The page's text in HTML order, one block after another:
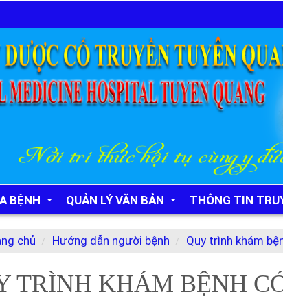
BỆNH
chữa bệnh
viện
QUẢN LÝ VĂN BẢN
Lịch làm việc của BS
Website-QLPMPMQLVB Nội bộ VNPT
THÔNG TIN
chủ Hướng dẫn người bệnh Quy trình khám
TRÌNH KHÁM BỆNH